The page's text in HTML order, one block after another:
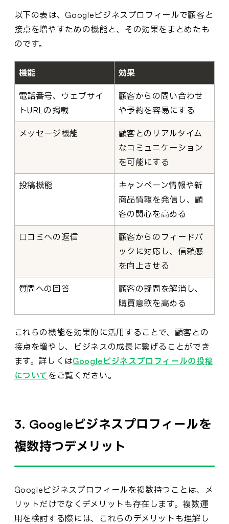
以下の表は、Googleビジネスプロフィールで顧客と
接点を増やすための機能と、その効果をまとめたも
のです。
機能 効果
電話番号、ウェブサイ
トURLの掲載
顧客からの問い合わせ
や予約を容易にする
メッセージ機能
顧客とのリアルタイム
なコミュニケーション
を可能にする
投稿機能
キャンペーン情報や新
商品情報を発信し、顧
客の関心を高める
口コミへの返信
顧客からのフィードバ
ックに対応し、信頼感
を向上させる
質問への回答
顧客の疑問を解消し、
購買意欲を高める
これらの機能を効果的に活用することで、顧客との
接点を増やし、ビジネスの成長に繋げることができ
ます。詳しくはGoogleビジネスプロフィールの投稿
についてをご覧ください。
3. Googleビジネスプロフィールを
複数持つデメリット
Googleビジネスプロフィールを複数持つことは、メ
リットだけでなくデメリットも存在します。複数運
用を検討する際には、これらのデメリットも理解し